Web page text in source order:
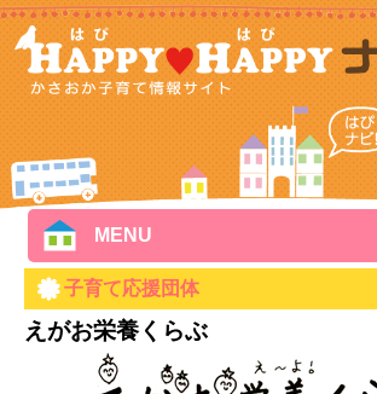
MENU
子育て応援団体
えがお栄養くらぶ